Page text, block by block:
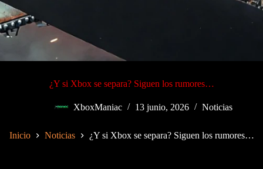
¿Y si Xbox se separa? Siguen los rumores…
XboxManiac 13 junio, 2026 Noticias
Inicio Noticias ¿Y si Xbox se separa? Siguen los rumores…